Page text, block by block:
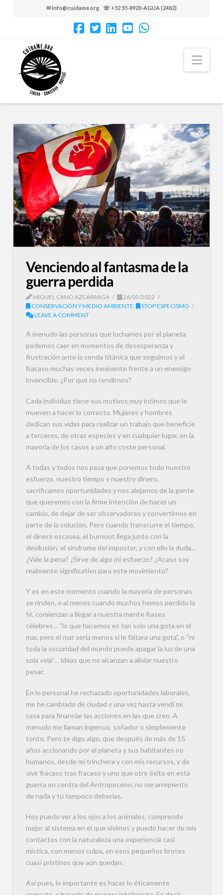
✉ info@cuidame.org ☏ +52 55-8920-AGUA (2482)
Venciendo al fantasma de la
guerra perdida
MIGUEL CANO AZCÁRRAGA
26/05/2022
CONSERVACIÓN Y MEDIO AMBIENTE
STOP ESPECISMO
LEAVE A COMMENT
A menudo las personas que luchamos por el planeta
podemos caer en momentos de desesperanza y
frustración ante la senda titánica que seguimos y el
fracaso muchas veces inminente frente a un enemigo
invencible. ¿Por qué no rendirnos?
Cada individuo tiene sus motivos muy íntimos que le
mueven a hacer lo correcto. Mujeres y hombres
dedican sus vidas para realizar un trabajo que beneficie
a terceros, de otras especies y en cualquier lugar, en la
mayoría de los casos a un alto coste personal.
A todas y todos nos pasa que ponemos todo nuestro
esfuerzo, nuestro tiempo y nuestro dinero,
sacrificamos oportunidades y nos alejamos de la gente
que queremos con la firme intención de hacer un
cambio, de dejar de ser observadores y convertirnos en
parte de la solución. Pero cuando transcurre el tiempo,
el dinero escasea, el burnout llega junto con la
desilusión, el síndrome del impostor, y con ello la duda…
¿Vale la pena? ¿Sirve de algo mi esfuerzo? ¿Acaso soy
realmente significativo para este movimiento?
Y es en este momento cuando la mayoría de personas
se rinden, o al menos cuando muchos hemos perdido la
fé, comienzan a llegar a nuestra mente frases
célebres… “lo que hacemos es tan solo una gota en el
mar, pero el mar sería menos si le faltara una gota”, o “ni
toda la oscuridad del mundo puede apagar la luz de una
sola vela”… ideas que no alcanzan a aliviar nuestro
pesar.
En lo personal he rechazado oportunidades laborales,
me he cambiado de ciudad y una vez hasta vendí mi
casa para financiar las acciones en las que creo. A
menudo me llaman ingenuo, soñador o simplemente
tonto. Pero te digo algo, que después de más de 15
años accionando por el planeta y sus habitantes no
humanos, desde mi trinchera y con mis recursos, y de
vivir fracaso tras fracaso y uno que otro éxito en esta
guerra en contra del Antropoceno, no me arrepiento
de nada y tú tampoco deberías.
Hoy puedo ver a los ojos a los animales, comprendo
mejor al sistema en el que vivimos y puedo hacer de mis
contactos con la naturaleza una experiencia casi
mística, con menos culpa, en esos pequeños brotes
cuasi prístinos que aún quedan.
Así pues, lo importante es hacer lo éticamente